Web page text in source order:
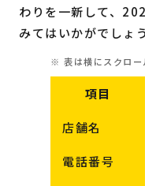
わりを一新して、
みてはいかがでしょ
項目
店舗名
電話番号